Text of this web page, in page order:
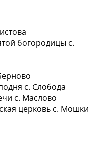
богородицы с.
с. Слобода
с. Маслово
церковь с. Мошки